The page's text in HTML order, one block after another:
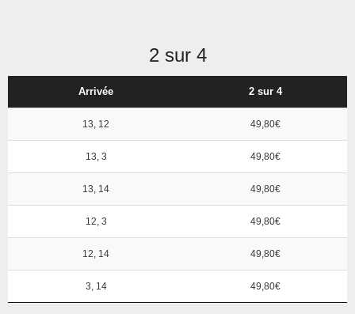
2 sur 4
Arrivée 2 sur 4
13, 12 49,80€
13, 3 49,80€
13, 14 49,80€
12, 3 49,80€
12, 14 49,80€
3, 14 49,80€